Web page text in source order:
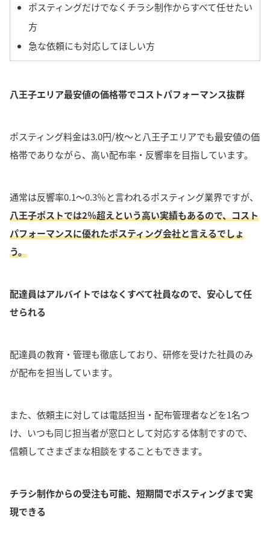
ポスティングだけでなくチラシ制作からすべて任せたい
方
急な依頼にも対応してほしい方
八王子エリア最安値の価格帯でコストパフォーマンス抜群
ポスティング料金は3.0円/枚〜と八王子エリアでも最安値の価
格帯でありながら、高い配布率・反響率を目指しています。
通常は反響率0.1〜0.3％と言われるポスティング業界ですが、
八王子ポストでは2％超えという高い実績もあるので、コスト
パフォーマンスに優れたポスティング会社と言えるでしょ
う。
配達員はアルバイトではなくすべて社員なので、安心して任
せられる
配達員の教育・管理も徹底しており、研修を受けた社員のみ
が配布を担当しています。
また、依頼主に対しては電話担当・配布管理者などを1名つ
け、いつも同じ担当者が窓口として対応する体制ですので、
信頼してさまざまな相談をすることもできます。
チラシ制作からの受注も可能、短期間でポスティングまで実
現できる